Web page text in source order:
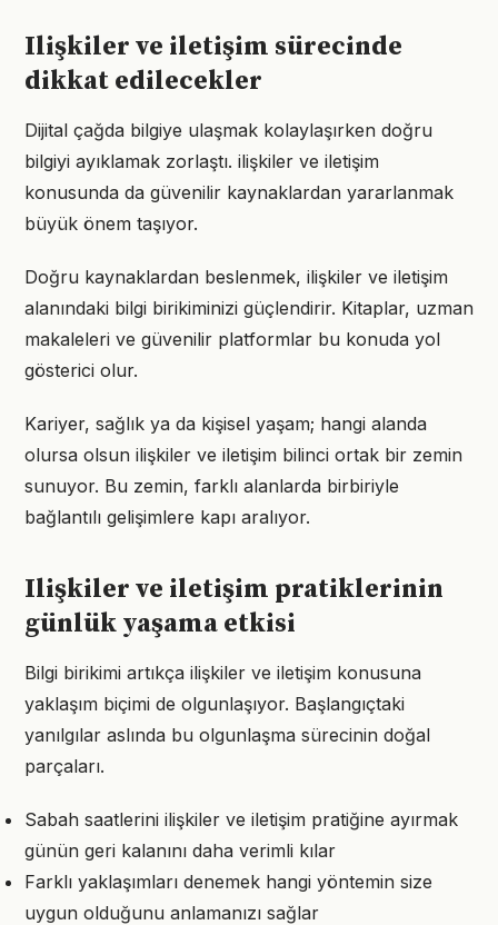
Ilişkiler ve iletişim sürecinde
dikkat edilecekler
Dijital çağda bilgiye ulaşmak kolaylaşırken doğru
bilgiyi ayıklamak zorlaştı. ilişkiler ve iletişim
konusunda da güvenilir kaynaklardan yararlanmak
büyük önem taşıyor.
Doğru kaynaklardan beslenmek, ilişkiler ve iletişim
alanındaki bilgi birikiminizi güçlendirir. Kitaplar, uzman
makaleleri ve güvenilir platformlar bu konuda yol
gösterici olur.
Kariyer, sağlık ya da kişisel yaşam; hangi alanda
olursa olsun ilişkiler ve iletişim bilinci ortak bir zemin
sunuyor. Bu zemin, farklı alanlarda birbiriyle
bağlantılı gelişimlere kapı aralıyor.
Ilişkiler ve iletişim pratiklerinin
günlük yaşama etkisi
Bilgi birikimi artıkça ilişkiler ve iletişim konusuna
yaklaşım biçimi de olgunlaşıyor. Başlangıçtaki
yanılgılar aslında bu olgunlaşma sürecinin doğal
parçaları.
Sabah saatlerini ilişkiler ve iletişim pratiğine ayırmak
günün geri kalanını daha verimli kılar
Farklı yaklaşımları denemek hangi yöntemin size
uygun olduğunu anlamanızı sağlar